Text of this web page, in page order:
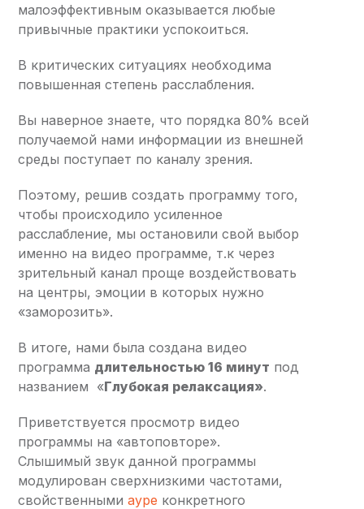
малоэффективным оказывается любые
привычные практики успокоиться.
В критических ситуациях необходима
повышенная степень расслабления.
Вы наверное знаете, что порядка 80% всей
получаемой нами информации из внешней
среды поступает по каналу зрения.
Поэтому, решив создать программу того,
чтобы происходило усиленное
расслабление, мы остановили свой выбор
именно на видео программе, т.к через
зрительный канал проще воздействовать
на центры, эмоции в которых нужно
«заморозить».
В итоге, нами была создана видео
программа длительностью 16 минут под
названием «Глубокая релаксация».
Приветствуется просмотр видео
программы на «автоповторе».
Слышимый звук данной программы
модулирован сверхнизкими частотами,
свойственнымиауре конкретного